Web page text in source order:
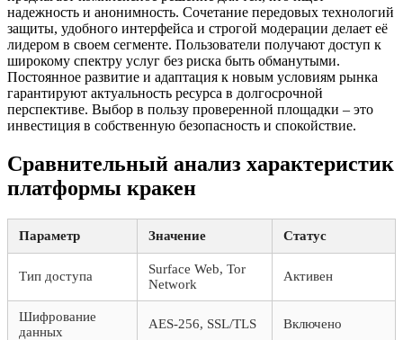
надежность и анонимность. Сочетание передовых технологий
защиты, удобного интерфейса и строгой модерации делает её
лидером в своем сегменте. Пользователи получают доступ к
широкому спектру услуг без риска быть обманутыми.
Постоянное развитие и адаптация к новым условиям рынка
гарантируют актуальность ресурса в долгосрочной
перспективе. Выбор в пользу проверенной площадки – это
инвестиция в собственную безопасность и спокойствие.
Сравнительный анализ характеристик
платформы кракен
Параметр Значение Статус
Тип доступа
Surface Web, Tor
Network
Активен
Шифрование
данных
AES-256, SSL/TLS Включено